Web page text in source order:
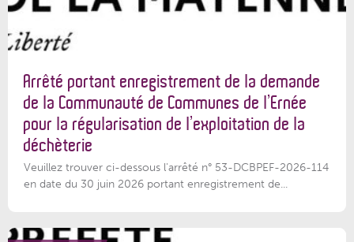
Arrêté portant enregistrement de la demande
de la Communauté de Communes de l’Ernée
pour la régularisation de l’exploitation de la
déchèterie
Veuillez trouver ci-dessous l'arrêté n° 53-DCBPEF-2026-114
en date du 30 juin 2026 portant enregistrement de...